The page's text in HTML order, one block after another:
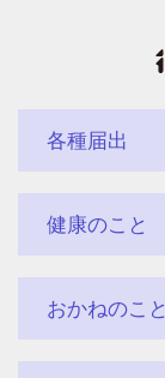
各種届出
健康のこと
おかねのこと